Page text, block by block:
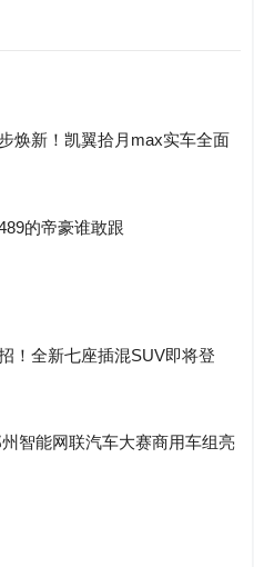
焕新！凯翼拾月max实车全面
的帝豪谁敢跟
！全新七座插混SUV即将登
智能网联汽车大赛商用车组亮